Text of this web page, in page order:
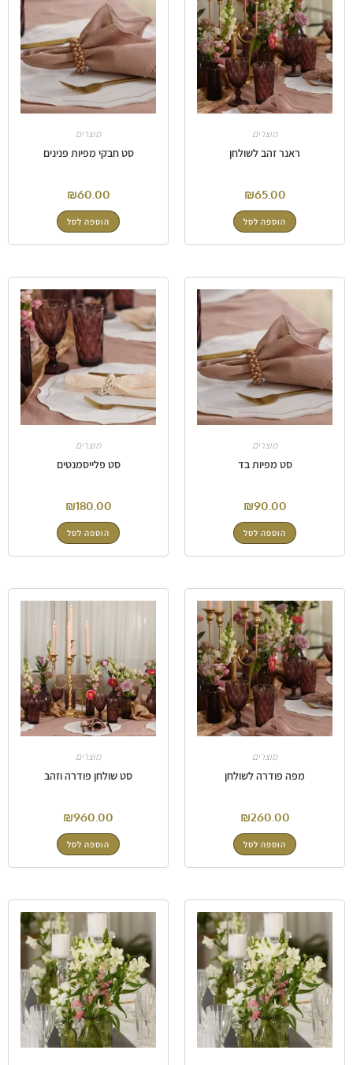
מוצרים
ראנר זהב לשולחן
₪65.00
הוספה לסל
מוצרים
סט חבקי מפיות פנינים
₪60.00
הוספה לסל
מוצרים
סט מפיות בד
₪90.00
הוספה לסל
מוצרים
סט פלייסמנטים
₪180.00
הוספה לסל
מוצרים
מפה פודרה לשולחן
₪260.00
הוספה לסל
מוצרים
סט שולחן פודרה וזהב
₪960.00
הוספה לסל